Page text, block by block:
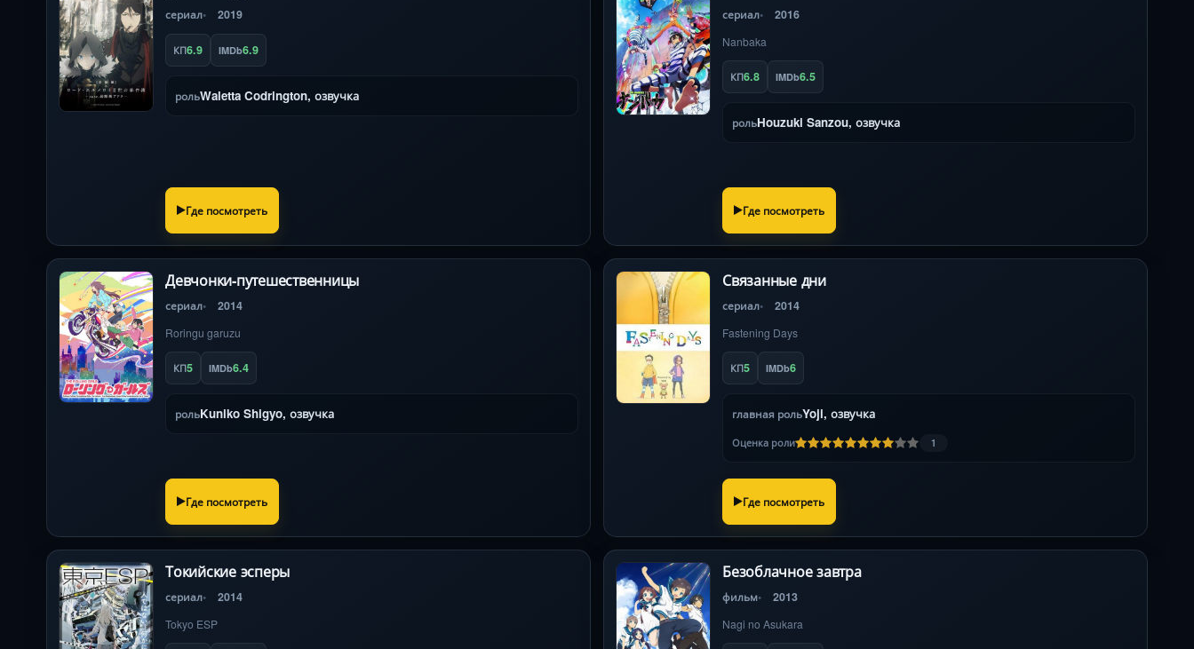
сериал 2019
КП6.9 IMDb6.9
рольWaletta Codrington, озвучка
Где посмотреть
сериал 2016
Nanbaka
КП6.8 IMDb6.5
рольHouzuki Sanzou, озвучка
Где посмотреть
Девчонки-путешественницы
сериал 2014
Roringu garuzu
КП5 IMDb6.4
рольKuniko Shigyo, озвучка
Где посмотреть
Связанные дни
сериал 2014
Fastening Days
КП5 IMDb6
главная рольYoji, озвучка
Оценка роли 1
Где посмотреть
Токийские эсперы
сериал 2014
Tokyo ESP
Безоблачное завтра
фильм 2013
Nagi no Asukara